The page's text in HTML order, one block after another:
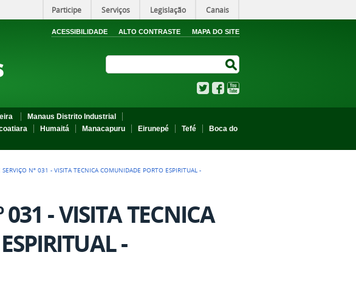
Participe Serviços Legislação Canais
ACESSIBILIDADE ALTO CONTRASTE MAPA DO SITE
TwitterFacebook
Manaus Distrito Industrial
Humaitá Manacapuru Eirunepé Tefé
Boca do
SERVIÇO Nº 031 - VISITA TECNICA COMUNIDADE PORTO ESPIRITUAL -
- VISITA TECNICA
-